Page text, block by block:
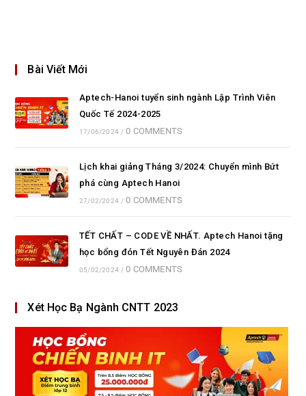
Bài Viết Mới
Aptech-Hanoi tuyển sinh ngành Lập Trình Viên
Quốc Tế 2024-2025
17/06/2024 / 0 COMMENTS
Lịch khai giảng Tháng 3/2024: Chuyển mình Bứt
phá cùng Aptech Hanoi
27/02/2024 / 0 COMMENTS
TẾT CHẤT – CODE VỀ NHẤT. Aptech Hanoi tặng
học bổng đón Tết Nguyên Đán 2024
05/02/2024 / 0 COMMENTS
Xét Học Bạ Ngành CNTT 2023